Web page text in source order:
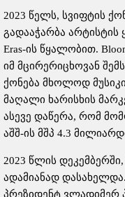
2023 წელს, სვიფტის
გადააჭარბა
Eras-ის წყალობით.
იმ მცირერიცხოვან
ქონება მხოლოდ
მაღალი ხარისხის
ასევე დაწერა, რომ
აშშ-ის მშპ 4.3
2023 წლის
ადამიანად
პრეზიდენტ ვლადიმერ